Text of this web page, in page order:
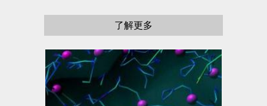
了解更多